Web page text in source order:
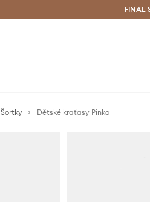
Doručení a vrácení zdarma (od
FINAL
Šortky Dětské kraťasy Pinko